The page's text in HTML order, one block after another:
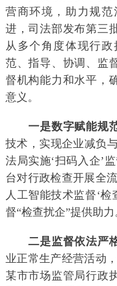
营商环境，助力规
进，司法部发布第三
从多个角度体现行
范、指导、协调、监
督机构能力和水平，
意义。
一是数字赋能规
技术，实现企业减负
法局实施‘扫码入企’
台对行政检查开展全
人工智能技术监督‘
督“检查扰企”提供助力
二是监督依法严
业正常生产经营活动
某市市场监管局行政